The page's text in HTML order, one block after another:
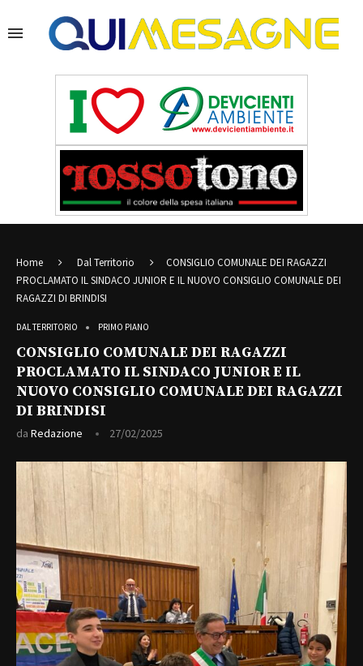
Home Dal Territorio
CONSIGLIO COMUNALE DEI RAGAZZI
PROCLAMATO IL SINDACO JUNIOR E IL NUOVO CONSIGLIO COMUNALE DEI
RAGAZZI DI BRINDISI
DAL TERRITORIO PRIMO PIANO
CONSIGLIO COMUNALE DEI RAGAZZI
PROCLAMATO IL SINDACO JUNIOR E IL
NUOVO CONSIGLIO COMUNALE DEI RAGAZZI
DI BRINDISI
da Redazione 27/02/2025